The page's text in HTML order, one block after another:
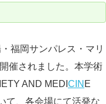
福岡サンパレス・マリ
催されました。本学術
AND MEDI CIN E
て、各会場にて活発な